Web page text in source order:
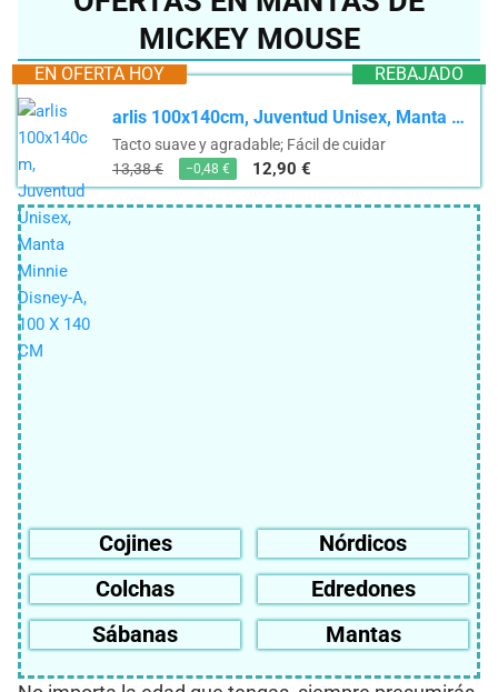
MICKEY MOUSE
REBAJADO
EN OFERTA HOY
arlis 100x140cm, Juventud Unisex, Manta Minnie Disney-A, 100 X 140 CM
Tacto suave y agradable; Fácil de cuidar
13,38 €
−0,48 € 12,90 €
Cojines
Nórdicos
Colchas
Edredones
Sábanas
Mantas